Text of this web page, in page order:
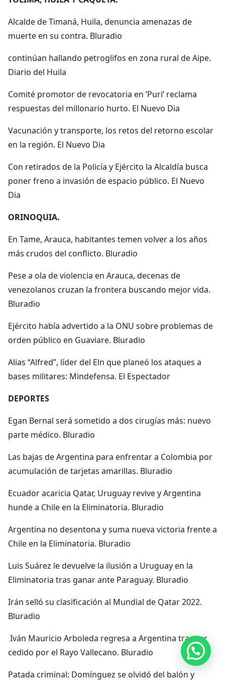
Alcalde de Timaná, Huila, denuncia amenazas de
muerte en su contra. Bluradio
continúan hallando petroglifos en zona rural de Aipe.
Diario del Huila
Comité promotor de revocatoria en ‘Puri’ reclama
respuestas del millonario hurto. El Nuevo Dia
Vacunación y transporte, los retos del retorno escolar
en la región. El Nuevo Dia
Con retirados de la Policía y Ejército la Alcaldía busca
poner freno a invasión de espacio público. El Nuevo
Dia
ORINOQUIA.
En Tame, Arauca, habitantes temen volver a los años
más crudos del conflicto. Bluradio
Pese a ola de violencia en Arauca, decenas de
venezolanos cruzan la frontera buscando mejor vida.
Bluradio
Ejército había advertido a la ONU sobre problemas de
orden público en Guaviare. Bluradio
Alias “Alfred”, líder del Eln que planeó los ataques a
bases militares: Mindefensa. El Espectador
DEPORTES
Egan Bernal será sometido a dos cirugías más: nuevo
parte médico. Bluradio
Las bajas de Argentina para enfrentar a Colombia por
acumulación de tarjetas amarillas. Bluradio
Ecuador acaricia Qatar, Uruguay revive y Argentina
hunde a Chile en la Eliminatoria. Bluradio
Argentina no desentona y suma nueva victoria frente a
Chile en la Eliminatoria. Bluradio
Luis Suárez le devuelve la ilusión a Uruguay en la
Eliminatoria tras ganar ante Paraguay. Bluradio
Irán selló su clasificación al Mundial de Qatar 2022.
Bluradio
Iván Mauricio Arboleda regresa a Argentina tras ser
cedido por el Rayo Vallecano. Bluradio
Patada criminal: Domínguez se olvidó del balón y
Hola, por aquí puedes contactarnos